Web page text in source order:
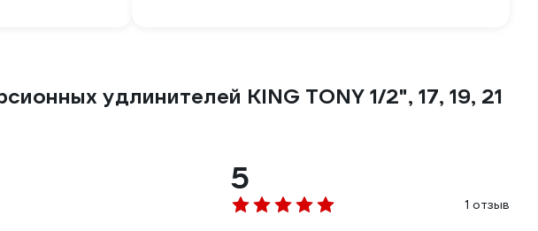
удлинителей KING TONY 1/2", 17, 19, 21
5
1 отзыв